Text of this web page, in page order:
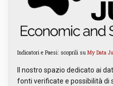
Indicatori e Paesi: scoprili su My Data
Il nostro spazio dedicato ai
fonti verificate e possibilità di